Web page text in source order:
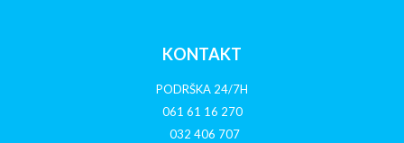
KONTAKT
PODRŠKA 24/7H
061 61 16 270
032 406 707